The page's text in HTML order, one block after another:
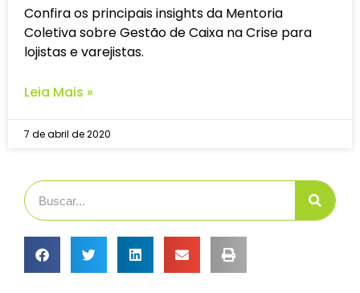
Confira os principais insights da Mentoria
Coletiva sobre Gestão de Caixa na Crise para
lojistas e varejistas.
Leia Mais »
7 de abril de 2020